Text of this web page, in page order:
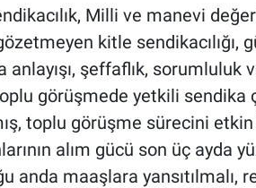
Milli ve manevi
kitle sendikacılığı,
anlayışı, şeffaflık,
görüşmede yetkili sendika
toplu görüşme sürecini
alım gücü son üç ayda
anda maaşlara yansıtılmalı,